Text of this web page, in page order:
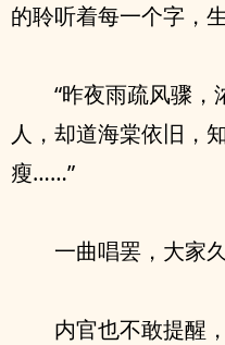
的聆听着每一个字，
“昨夜雨疏风骤
人，却道海棠依旧，
瘦……”
一曲唱罢，大家
内官也不敢提醒